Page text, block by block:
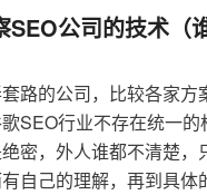
SEO公司的技术（
路的公司，比较各家方
SEO行业不存在统一的
密，外人谁都不清楚，
自己的理解，再到具体